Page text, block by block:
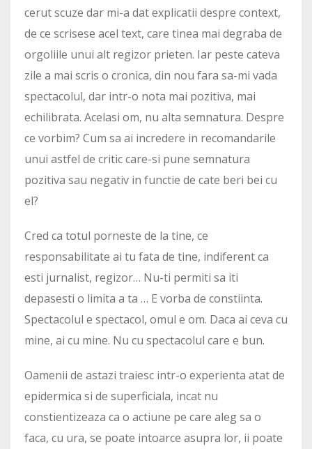
cerut scuze dar mi-a dat explicatii despre context,
de ce scrisese acel text, care tinea mai degraba de
orgoliile unui alt regizor prieten. Iar peste cateva
zile a mai scris o cronica, din nou fara sa-mi vada
spectacolul, dar intr-o nota mai pozitiva, mai
echilibrata. Acelasi om, nu alta semnatura. Despre
ce vorbim? Cum sa ai incredere in recomandarile
unui astfel de critic care-si pune semnatura
pozitiva sau negativ in functie de cate beri bei cu
el?
Cred ca totul porneste de la tine, ce
responsabilitate ai tu fata de tine, indiferent ca
esti jurnalist, regizor… Nu-ti permiti sa iti
depasesti o limita a ta … E vorba de constiinta.
Spectacolul e spectacol, omul e om. Daca ai ceva cu
mine, ai cu mine. Nu cu spectacolul care e bun.
Oamenii de astazi traiesc intr-o experienta atat de
epidermica si de superficiala, incat nu
constientizeaza ca o actiune pe care aleg sa o
faca, cu ura, se poate intoarce asupra lor, ii poate